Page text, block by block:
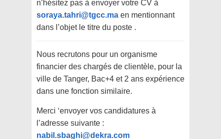
n’hésitez pas à envoyer votre CV à
soraya.tahri@tgcc.ma en mentionnant
dans l’objet le titre du poste .
Nous recrutons pour un organisme
financier des chargés de clientèle, pour la
ville de Tanger, Bac+4 et 2 ans expérience
dans une fonction similaire.
Merci ‘envoyer vos candidatures à
l’adresse suivante :
nabil.sbaghi@dekra.com